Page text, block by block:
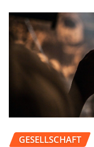
GESELLSCHAFT